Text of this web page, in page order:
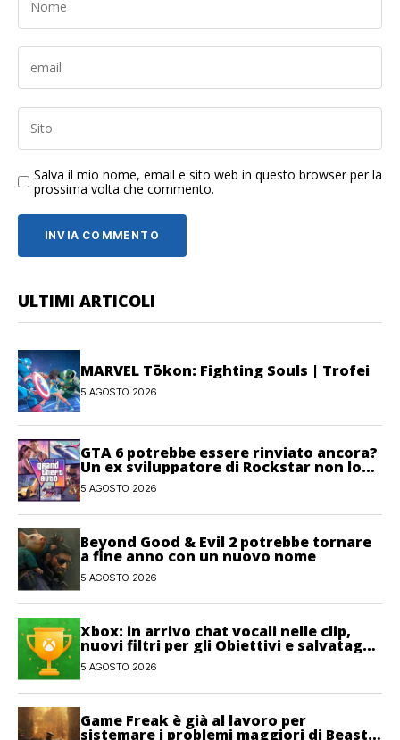
Salva il mio nome, email e sito web in questo browser per la
prossima volta che commento.
ULTIMI ARTICOLI
MARVEL Tōkon: Fighting Souls | Trofei
5 AGOSTO 2026
GTA 6 potrebbe essere rinviato ancora?
Un ex sviluppatore di Rockstar non lo
esclude
5 AGOSTO 2026
Beyond Good & Evil 2 potrebbe tornare
a fine anno con un nuovo nome
5 AGOSTO 2026
Xbox: in arrivo chat vocali nelle clip,
nuovi filtri per gli Obiettivi e salvataggi
cloud recuperabili
5 AGOSTO 2026
Game Freak è già al lavoro per
sistemare i problemi maggiori di Beast